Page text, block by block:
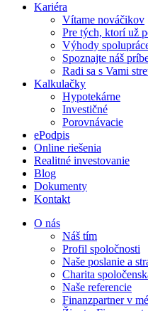
Kariéra
Vítame nováčikov
Pre tých, ktorí už
Výhody
Spoznajte náš
Radi sa s Vami
Kalkulačky
Hypotekárne
Investičné
Porovnávacie
ePodpis
Online riešenia
Realitné investovanie
Blog
Dokumenty
Kontakt
O nás
Náš tím
Profil spoločnosti
Naše poslanie a
Charita
Naše referencie
Finanzpartner v